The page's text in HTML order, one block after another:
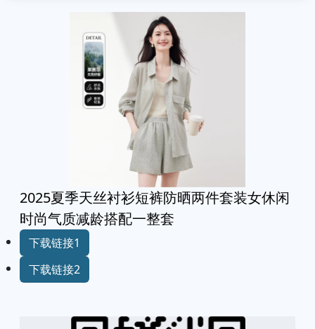
2025夏季天丝衬衫短裤防晒两件套装女休闲
时尚气质减龄搭配一整套
下载链接1
下载链接2